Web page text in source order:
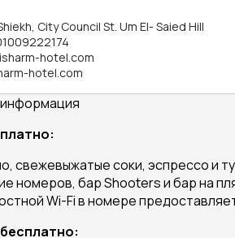
City Council St. Um El- Saied Hill
hotel.com
hotel.com
платно:
свежевыжатые соки, эспрессо и
номеров, бар Shooters и бар на
Wi-Fi в номере
бесплатно: